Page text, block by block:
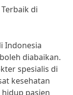
di
Indonesia
diabaikan.
spesialis di
kesehatan
pasien